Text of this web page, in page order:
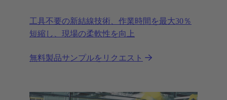
工具不要の新結線技術、作業時間を最大30％
短縮し、現場の柔軟性を向上
無料製品サンプルをリクエスト